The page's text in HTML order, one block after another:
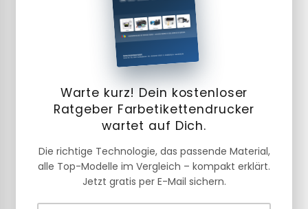
Warte kurz! Dein kostenloser
Ratgeber Farbetikettendrucker
wartet auf Dich.
Die richtige Technologie, das passende Material,
alle Top-Modelle im Vergleich – kompakt erklärt.
Jetzt gratis per E-Mail sichern.